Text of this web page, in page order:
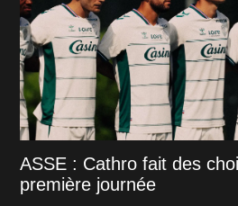
ASSE : Cathro fait des
première journée